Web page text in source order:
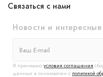
Связаться с нами
Новости и
Я принимаюусловия соглашения
данных и ознакомлен с политикой